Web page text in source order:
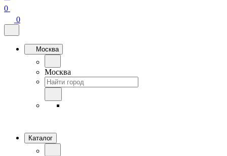
0
0
Москва
Москва
Каталог